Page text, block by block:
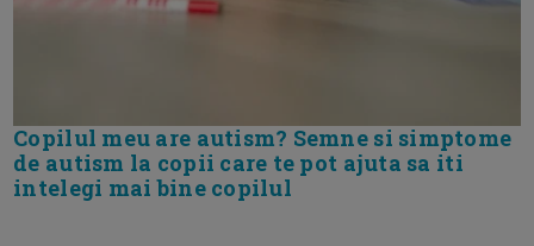
Copilul meu are autism? Semne si simptome
de autism la copii care te pot ajuta sa iti
intelegi mai bine copilul